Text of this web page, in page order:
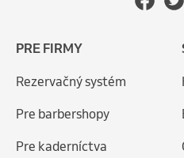
PRE FIRMY
Rezervačný systém
Pre barbershopy
Pre kaderníctva